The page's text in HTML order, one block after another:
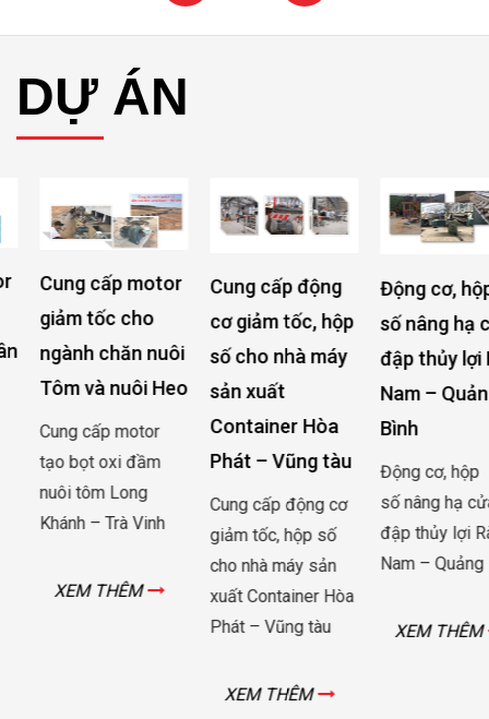
DỰ ÁN
Cung cấp motor
giảm tốc cho
ngành chăn nuôi
Tôm và nuôi Heo
Cung cấp motor
tạo bọt oxi đầm
nuôi tôm Long
Khánh – Trà Vinh
XEM THÊM
Cung cấp động
cơ giảm tốc, hộp
số cho nhà máy
sản xuất
Container Hòa
Phát – Vũng tàu
Cung cấp động cơ
giảm tốc, hộp số
cho nhà máy sản
xuất Container Hòa
Phát – Vũng tàu
XEM THÊM
Động cơ, hộp
số nâng hạ cửa
đập thủy lợi Rào
Nam – Quảng
Động cơ, hộp
số nâng hạ cửa
đập thủy lợi Rào
Nam – Quảng Bình
XEM THÊM